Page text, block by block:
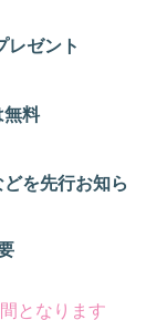
レゼント
無料
を先行お知ら
となります